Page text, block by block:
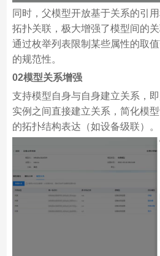
同时，父模型开放基于关系的引
拓扑关联，极大增强了模型间的
通过枚举列表限制某些属性的取
的规范性。
02模型关系增强
支持模型自身与自身建立关系，
实例之间直接建立关系，简化模
的拓扑结构表达（如设备级联）。